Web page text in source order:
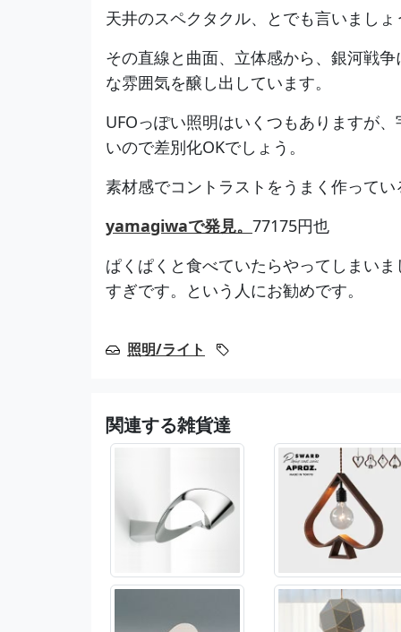
天井のスペクタクル、とでも言いましょ
その直線と曲面、立体感から、銀河戦
な雰囲気を醸し出しています。
UFOっぽい照明はいくつもありますが
いので差別化OKでしょう。
素材感でコントラストをうまく作って
yamagiwaで発見。 77175円也
ぱくぱくと食べていたらやってしまい
すぎです。という人にお勧めです。
照明/ライト
関連する雑貨達